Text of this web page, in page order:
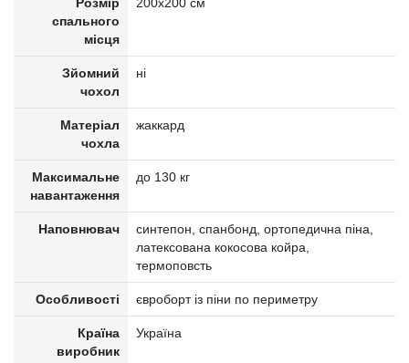
спального
місця
Зйомний
чохол
ні
Матеріал
чохла
жаккард
Максимальне
навантаження
до 130 кг
Наповнювач
синтепон, спанбонд, ортопедична піна,
латексована кокосова койра,
термоповсть
Особливості євроборт із піни по периметру
Країна
виробник
Україна